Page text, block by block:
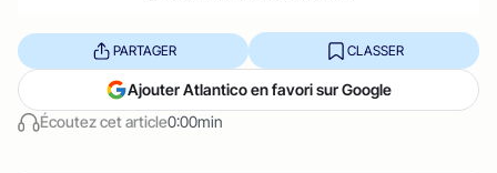
Écoutez cet article0:00min
PARTAGER CLASSER
Ajouter Atlantico en favori sur Google